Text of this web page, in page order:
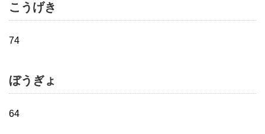
こうげき
74
ぼうぎょ
64